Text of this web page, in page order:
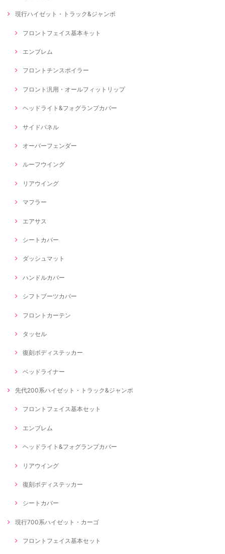
現行ハイゼット・トラック&ジャンボ
フロントフェイス基本キット
エンブレム
フロントチンスポイラー
フロント汎用・オールフィットリップ
ヘッドライト&フォグランプカバー
サイドパネル
オーバーフェンダー
ルーフウイング
リアウイング
マフラー
エアサス
シートカバー
ダッシュマット
ハンドルカバー
シフトブーツカバー
フロントカーテン
タッセル
復刻ボディステッカー
ベッドライナー
先代200系ハイゼット・トラック&ジャンボ
フロントフェイス基本セット
エンブレム
ヘッドライト&フォグランプカバー
リアウイング
復刻ボディステッカー
シートカバー
現行700系ハイゼット・カーゴ
フロントフェイス基本セット